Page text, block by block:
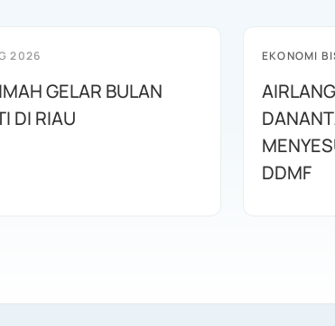
2026
GELAR BULAN
DI RIAU
EKONOMI
DDMF